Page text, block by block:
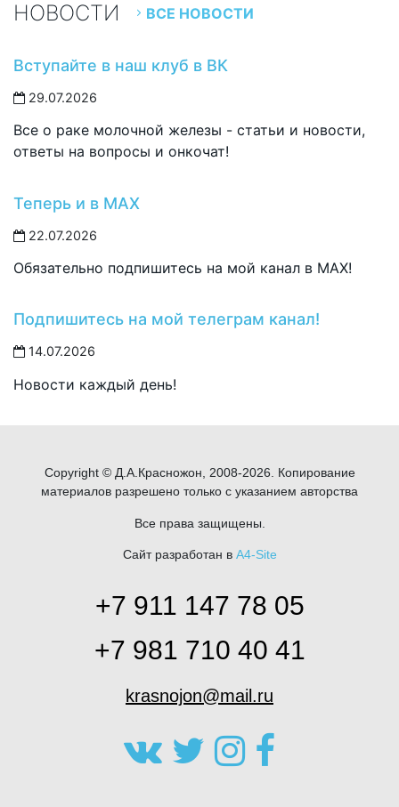
НОВОСТИ ВСЕ НОВОСТИ
Вступайте в наш клуб в ВК
29.07.2026
Все о раке молочной железы - статьи и новости,
ответы на вопросы и онкочат!
Теперь и в MAX
22.07.2026
Обязательно подпишитесь на мой канал в MAX!
Подпишитесь на мой телеграм канал!
14.07.2026
Новости каждый день!
Copyright © Д.А.Красножон, 2008-2026. Копирование
материалов разрешено только с указанием авторства
Все права защищены.
Сайт разработан в A4-Site
+7 911 147 78 05
+7 981 710 40 41
krasnojon@mail.ru